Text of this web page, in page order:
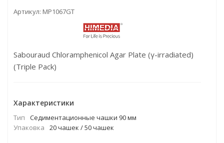
Артикул: MP1067GT
Sabouraud Chloramphenicol Agar Plate (γ-irradiated)
(Triple Pack)
Характеристики
Тип
Cедиментационные чашки 90 мм
Упаковка
20 чашек / 50 чашек